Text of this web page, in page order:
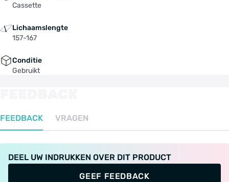
Cassette
Lichaamslengte
157-167
Conditie
Gebruikt
FEEDBACK VRAGEN
DEEL UW INDRUKKEN OVER DIT PRODUCT
GEEF FEEDBACK